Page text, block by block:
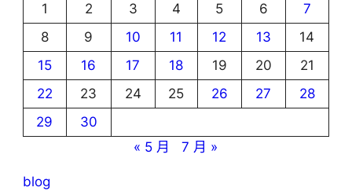
1
2 3 4 5 6
7
8
9 10 11 12 13
14
15
16 17 18 19 20
21
22
23 24 25 26 27
28
29
30
« 5 月
7 月 »
blog